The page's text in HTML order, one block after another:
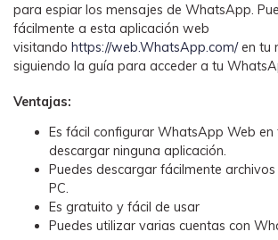
para espiar los mensajes de WhatsApp.
fácilmente a esta aplicación web
visitando https://web.WhatsApp.com/ en tu
siguiendo la guía para acceder a tu
Ventajas:
Es fácil configurar WhatsApp Web en
descargar ninguna aplicación.
Puedes descargar fácilmente
PC.
Es gratuito y fácil de usar
Puedes utilizar varias cuentas con